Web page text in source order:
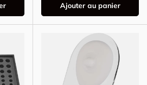
Ajouter au panier